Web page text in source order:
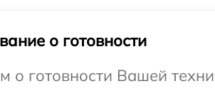
о готовности
готовности Вашей